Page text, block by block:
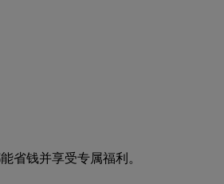
省钱并享受专属福利。